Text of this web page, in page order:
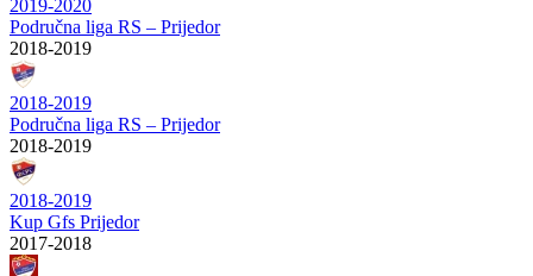
2019-2020
Područna liga RS – Prijedor
2018-2019
2018-2019
Područna liga RS – Prijedor
2018-2019
2018-2019
Kup Gfs Prijedor
2017-2018